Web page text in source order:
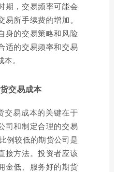
期，交易频率可能会
所手续费的增加。
身的交易策略和风险
适的交易频率和交易
。
交易成本
交易成本的关键在于
司和制定合理的交易
例较低的期货公司是
接方法。投资者应该
金低、服务好的期货